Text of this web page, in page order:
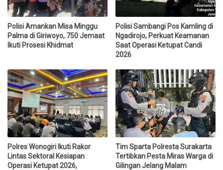
Polisi Amankan Misa Minggu
Palma di Giriwoyo, 750 Jemaat
Ikuti Prosesi Khidmat
Polisi Sambangi Pos Kamling di
Ngadirojo, Perkuat Keamanan
Saat Operasi Ketupat Candi
2026
Polres Wonogiri Ikuti Rakor
Lintas Sektoral Kesiapan
Operasi Ketupat 2026,
Tim Sparta Polresta Surakarta
Tertibkan Pesta Miras Warga di
Gilingan Jelang Malam